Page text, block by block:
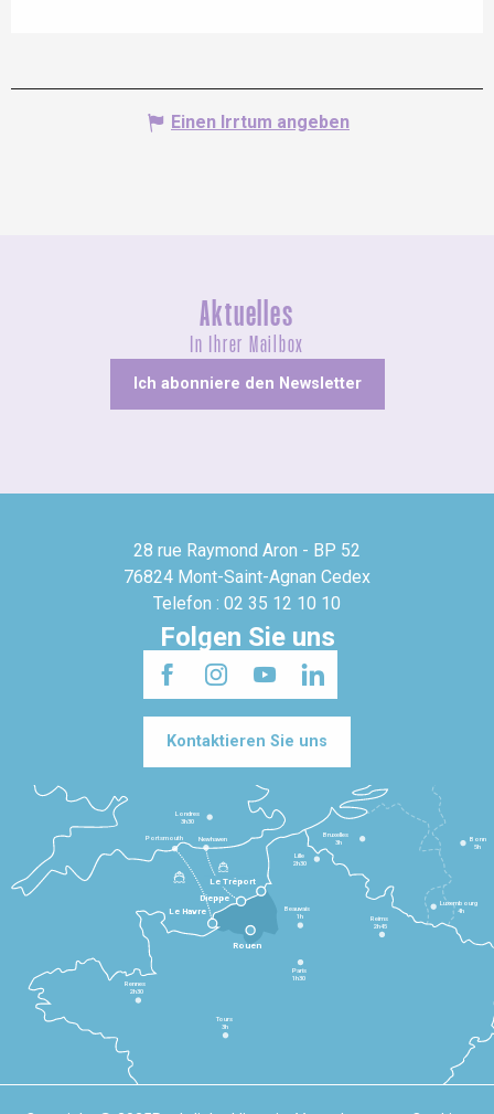
Einen Irrtum angeben
Aktuelles
In Ihrer Mailbox
Ich abonniere den Newsletter
28 rue Raymond Aron - BP 52
76824 Mont-Saint-Agnan Cedex
Telefon : 02 35 12 10 10
Folgen Sie uns
Kontaktieren Sie uns
Le Havre
Dieppe
Le Tréport
Rennes
2h30
Tours
3h
Paris
1h30
Beauvais
1h
Reims
2h45
Lille
2h30
Bruxelles
3h
Londres
3h30
Newhaven
Portsmouth
Bonn
5h
Luxembourg
4h
Rouen